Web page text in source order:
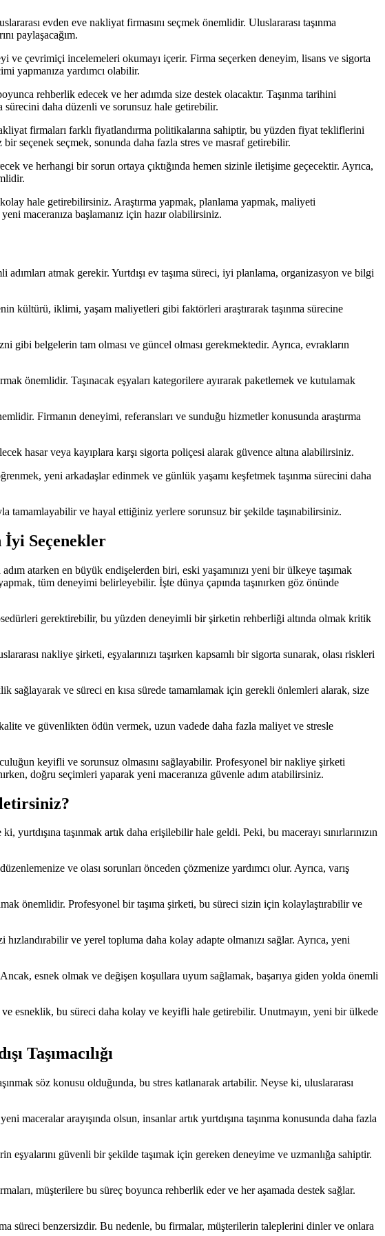
evden eve nakliyat firmasını seçmek önemlidir. Uluslararası taşınma
paylaşacağım.
ve çevrimiçi incelemeleri okumayı içerir. Firma seçerken deneyim, lisans ve sigorta
yapmanıza yardımcı olabilir.
rehberlik edecek ve her adımda size destek olacaktır. Taşınma tarihini
sürecini daha düzenli ve sorunsuz hale getirebilir.
firmaları farklı fiyatlandırma politikalarına sahiptir, bu yüzden fiyat tekliflerini
seçenek seçmek, sonunda daha fazla stres ve masraf getirebilir.
ve herhangi bir sorun ortaya çıktığında hemen sizinle iletişime geçecektir. Ayrıca,
hale getirebilirsiniz. Araştırma yapmak, planlama yapmak, maliyeti
maceranıza başlamanız için hazır olabilirsiniz.
atmak gerekir. Yurtdışı ev taşıma süreci, iyi planlama, organizasyon ve bilgi
kültürü, iklimi, yaşam maliyetleri gibi faktörleri araştırarak taşınma sürecine
gibi belgelerin tam olması ve güncel olması gerekmektedir. Ayrıca, evrakların
önemlidir. Taşınacak eşyaları kategorilere ayırarak paketlemek ve kutulamak
Firmanın deneyimi, referansları ve sunduğu hizmetler konusunda araştırma
hasar veya kayıplara karşı sigorta poliçesi alarak güvence altına alabilirsiniz.
yeni arkadaşlar edinmek ve günlük yaşamı keşfetmek taşınma sürecini daha
tamamlayabilir ve hayal ettiğiniz yerlere sorunsuz bir şekilde taşınabilirsiniz.
İyi Seçenekler
atarken en büyük endişelerden biri, eski yaşamınızı yeni bir ülkeye taşımak
tüm deneyimi belirleyebilir. İşte dünya çapında taşınırken göz önünde
gerektirebilir, bu yüzden deneyimli bir şirketin rehberliği altında olmak kritik
nakliye şirketi, eşyalarınızı taşırken kapsamlı bir sigorta sunarak, olası riskleri
sağlayarak ve süreci en kısa sürede tamamlamak için gerekli önlemleri alarak, size
ve güvenlikten ödün vermek, uzun vadede daha fazla maliyet ve stresle
keyifli ve sorunsuz olmasını sağlayabilir. Profesyonel bir nakliye şirketi
doğru seçimleri yaparak yeni maceranıza güvenle adım atabilirsiniz.
taşınmak artık daha erişilebilir hale geldi. Peki, bu macerayı sınırlarınızın
ve olası sorunları önceden çözmenize yardımcı olur. Ayrıca, varış
önemlidir. Profesyonel bir taşıma şirketi, bu süreci sizin için kolaylaştırabilir ve
ve yerel topluma daha kolay adapte olmanızı sağlar. Ayrıca, yeni
esnek olmak ve değişen koşullara uyum sağlamak, başarıya giden yolda önemli
esneklik, bu süreci daha kolay ve keyifli hale getirebilir. Unutmayın, yeni bir ülkede
Taşımacılığı
söz konusu olduğunda, bu stres katlanarak artabilir. Neyse ki, uluslararası
maceralar arayışında olsun, insanlar artık yurtdışına taşınma konusunda daha fazla
güvenli bir şekilde taşımak için gereken deneyime ve uzmanlığa sahiptir.
müşterilere bu süreç boyunca rehberlik eder ve her aşamada destek sağlar.
süreci benzersizdir. Bu nedenle, bu firmalar, müşterilerin taleplerini dinler ve onlara